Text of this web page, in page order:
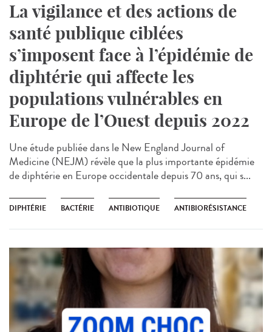
La vigilance et des actions de
santé publique ciblées
s’imposent face à l’épidémie de
diphtérie qui affecte les
populations vulnérables en
Europe de l’Ouest depuis 2022
Une étude publiée dans le New England Journal of
Medicine (NEJM) révèle que la plus importante épidémie
de diphtérie en Europe occidentale depuis 70 ans, qui s...
DIPHTÉRIE BACTÉRIE ANTIBIOTIQUE ANTIBIORÉSISTANCE